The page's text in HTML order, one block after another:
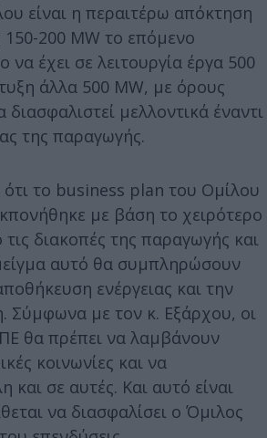
είναι η περαιτέρω απόκτηση
200 MW το επόμενο
να έχει σε λειτουργία έργα 500
άλλα 500 MW, με όρους
μελλοντικά έναντι
της παραγωγής.
ότι το business plan του Ομίλου
με βάση το χειρότερο
διακοπές της παραγωγής και
αυτό θα συμπληρώσουν
ενέργειας και την
Σύμφωνα με τον κ. Εξάρχου, οι
θα πρέπει να λαμβάνουν
κοινωνίες και να
σε αυτές. Και αυτό είναι
να διασφαλίσει ο Όμιλος